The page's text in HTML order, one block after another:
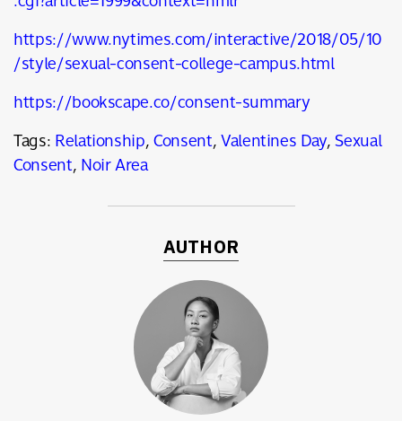
https://www.nytimes.com/interactive/2018/05/10
/style/sexual-consent-college-campus.html
https://bookscape.co/consent-summary
Tags:Relationship,Consent,Valentines Day,Sexual
Consent,Noir Area
AUTHOR